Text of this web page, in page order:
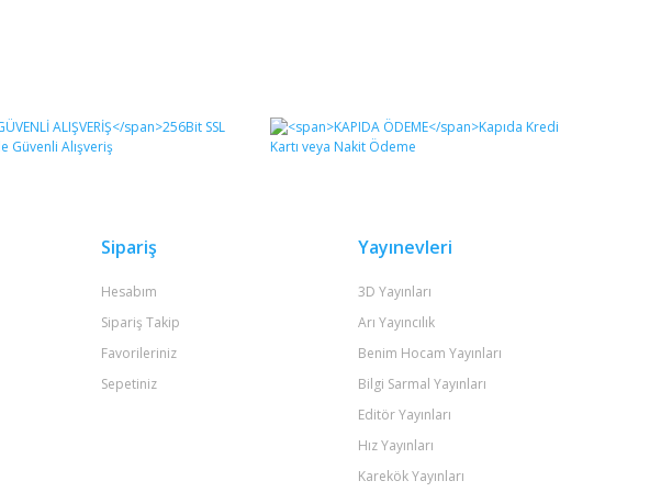
Sipariş
Hesabım
Sipariş Takip
Favorileriniz
Sepetiniz
Yayınevleri
3D Yayınları
Arı Yayıncılık
Benim Hocam Yayınları
Bilgi Sarmal Yayınları
Editör Yayınları
Hız Yayınları
Karekök Yayınları